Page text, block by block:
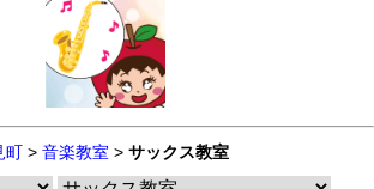
町 > 音楽教室 > サックス教室